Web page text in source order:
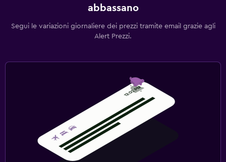
abbassano
Segui le variazioni giornaliere dei prezzi tramite email grazie agli
Alert Prezzi.